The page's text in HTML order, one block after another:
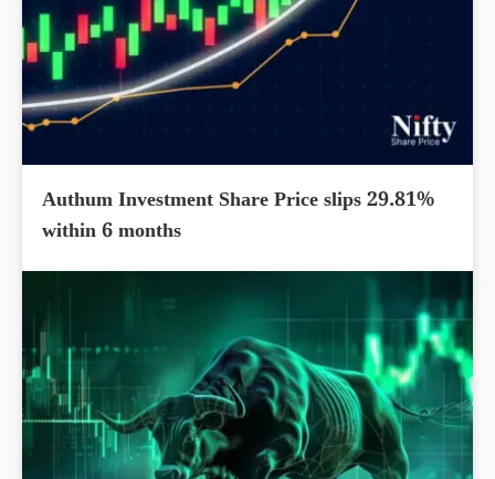
Authum Investment Share Price slips 29.81%
within 6 months